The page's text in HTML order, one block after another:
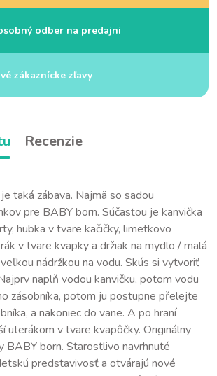
odber na predajni
zákaznícke zľavy
Recenzie
taká zábava. Najmä so sadou
pre BABY born. Súčasťou je kanvička
hubka v tvare kačičky, limetkovo
v tvare kvapky a držiak na mydlo / malá
nádržkou na vodu. Skús si vytvoriť
naplň vodou kanvičku, potom vodu
zásobníka, potom ju postupne přelejte
a nakoniec do vane. A po hraní
uterákom v tvare kvapôčky. Originálny
BABY born. Starostlivo navrhnuté
predstavivosť a otvárajú nové